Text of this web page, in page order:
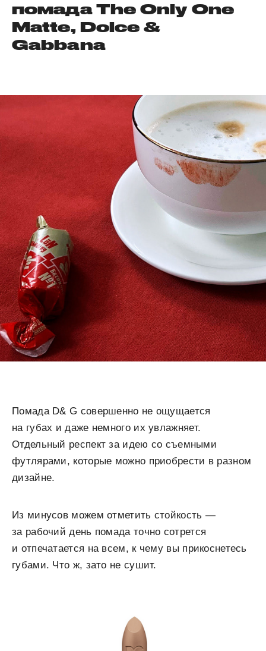
помада The Only One
Matte, Dolce &
Gabbana
Помада D& G совершенно не ощущается
на губах и даже немного их увлажняет.
Отдельный респект за идею со съемными
футлярами, которые можно приобрести в разном
дизайне.
Из минусов можем отметить стойкость —
за рабочий день помада точно сотрется
и отпечатается на всем, к чему вы прикоснетесь
губами. Что ж, зато не сушит.